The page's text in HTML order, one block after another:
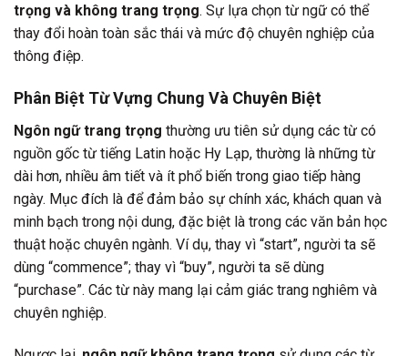
trọng và không trang trọng. Sự lựa chọn từ ngữ có thể
thay đổi hoàn toàn sắc thái và mức độ chuyên nghiệp của
thông điệp.
Phân Biệt Từ Vựng Chung Và Chuyên Biệt
Ngôn ngữ trang trọng thường ưu tiên sử dụng các từ có
nguồn gốc từ tiếng Latin hoặc Hy Lạp, thường là những từ
dài hơn, nhiều âm tiết và ít phổ biến trong giao tiếp hàng
ngày. Mục đích là để đảm bảo sự chính xác, khách quan và
minh bạch trong nội dung, đặc biệt là trong các văn bản học
thuật hoặc chuyên ngành. Ví dụ, thay vì “start”, người ta sẽ
dùng “commence”; thay vì “buy”, người ta sẽ dùng
“purchase”. Các từ này mang lại cảm giác trang nghiêm và
chuyên nghiệp.